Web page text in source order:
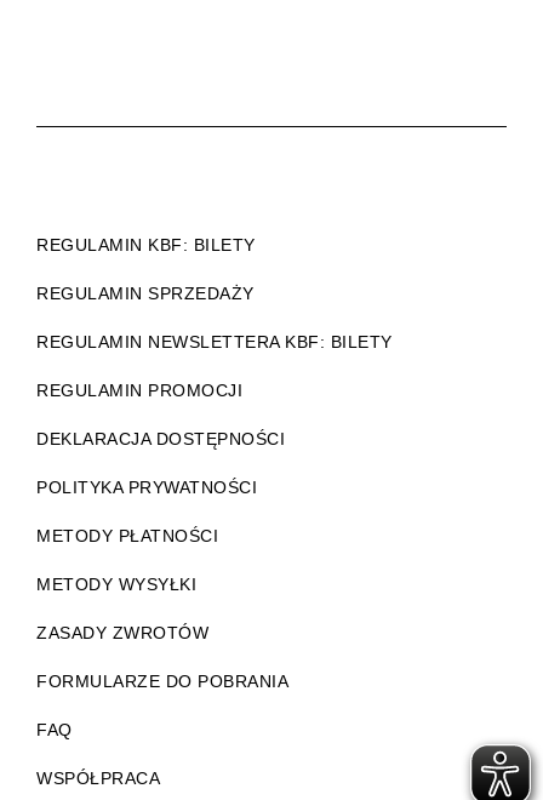
REGULAMIN KBF: BILETY
REGULAMIN SPRZEDAŻY
REGULAMIN NEWSLETTERA KBF: BILETY
REGULAMIN PROMOCJI
DEKLARACJA DOSTĘPNOŚCI
POLITYKA PRYWATNOŚCI
METODY PŁATNOŚCI
METODY WYSYŁKI
ZASADY ZWROTÓW
FORMULARZE DO POBRANIA
FAQ
WSPÓŁPRACA